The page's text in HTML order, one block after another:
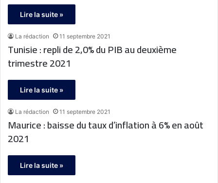
Lire la suite »
La rédaction 11 septembre 2021
Tunisie : repli de 2,0% du PIB au deuxième
trimestre 2021
Lire la suite »
La rédaction 11 septembre 2021
Maurice : baisse du taux d’inflation à 6% en août
2021
Lire la suite »